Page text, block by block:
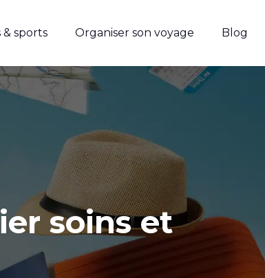
& sports Organiser son voyage Blog
soins et